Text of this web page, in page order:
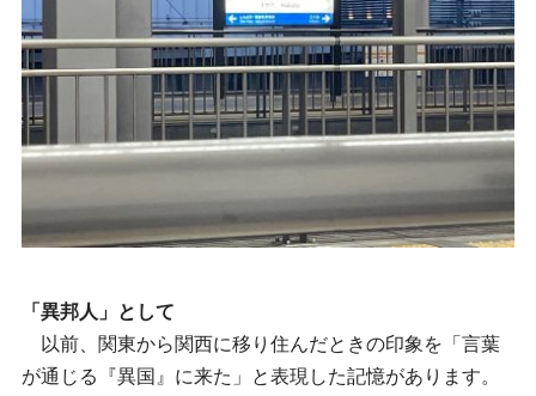
「異邦人」として
以前、関東から関西に移り住んだときの印象を「言葉
が通じる『異国』に来た」と表現した記憶があります。